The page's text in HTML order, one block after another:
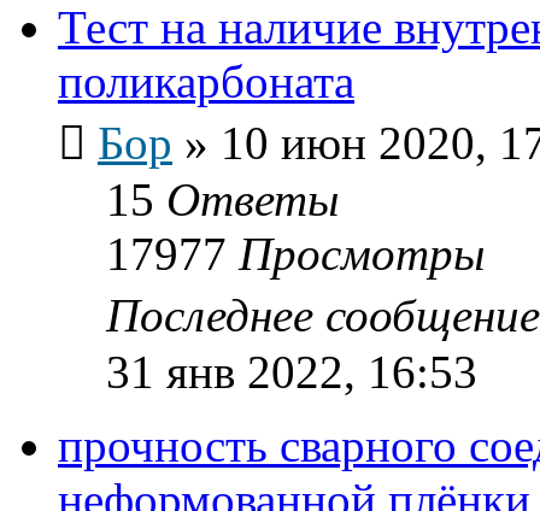
Тест на наличие
поликарбоната
Бор » 10 июн 2020,
15 Ответы
17977 Просмотры
Последнее
31 янв 2022, 16:53
прочность сварного
неформованной плёнки